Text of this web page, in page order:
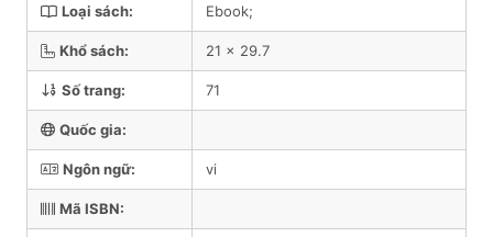
Loại sách: Ebook;
Khổ sách: 21 x 29.7
Số trang: 71
Quốc gia:
Ngôn ngữ: vi
Mã ISBN: